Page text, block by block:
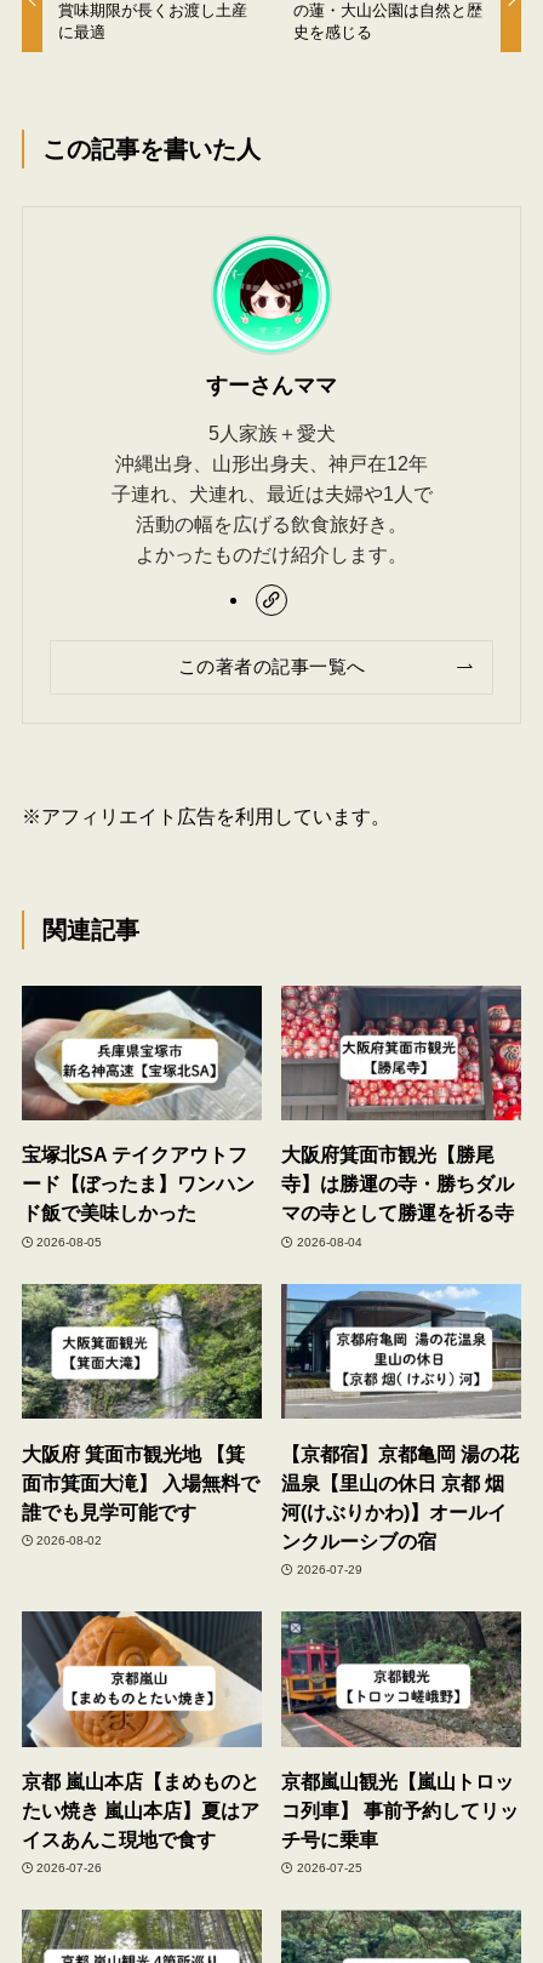
賞味期限が長くお渡し土産
に最適
の蓮・大山公園は自然と歴
史を感じる
この記事を書いた人
すーさんママ
5人家族＋愛犬
沖縄出身、山形出身夫、神戸在12年
子連れ、犬連れ、最近は夫婦や1人で
活動の幅を広げる飲食旅好き。
よかったものだけ紹介します。
この著者の記事一覧へ
※アフィリエイト広告を利用しています。
関連記事
宝塚北SA テイクアウトフ
ード【ぼったま】ワンハン
ド飯で美味しかった
2026-08-05
大阪府箕面市観光【勝尾
寺】は勝運の寺・勝ちダル
マの寺として勝運を祈る寺
2026-08-04
大阪府 箕面市観光地 【箕
面市箕面大滝】 入場無料で
誰でも見学可能です
2026-08-02
【京都宿】京都亀岡 湯の花
温泉【里山の休日 京都 烟
河(けぶりかわ)】オールイ
ンクルーシブの宿
2026-07-29
京都 嵐山本店【まめものと
たい焼き 嵐山本店】夏はア
イスあんこ現地で食す
2026-07-26
京都嵐山観光【嵐山トロッ
コ列車】 事前予約してリッ
チ号に乗車
2026-07-25